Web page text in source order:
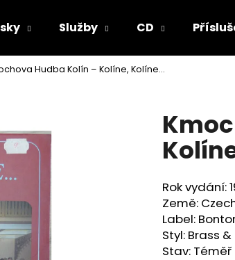
Služby CD
Hudba Kolín ‎– Kolíne, Kolíne...
Rok vydání:
Země:
Label:
Styl: Brass
Stav: Téměř
Co potřebujete najít?
Doporučujeme